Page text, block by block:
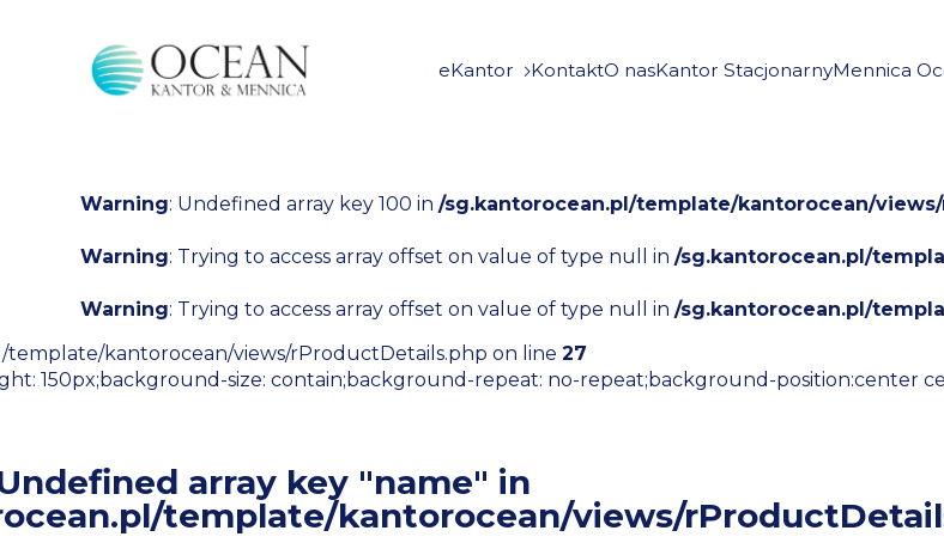
eKantor KontaktO nasKantor StacjonarnyMennica
Warning: Undefined array key 100 in /sg.kantorocean.pl/template/kantorocean/
Warning: Trying to access array offset on value of type null in /sg.kantorocean.pl/
Warning: Trying to access array offset on value of type null in /sg.kantorocean.pl/
template/kantorocean/views/rProductDetails.php on line 27
150px;background-size: contain;background-repeat: no-repeat;background-position:center
array key "name" in
template/kantorocean/views/